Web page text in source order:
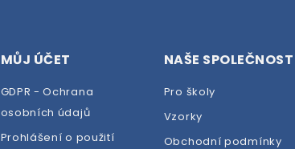
MŮJ ÚČET
GDPR - Ochrana
osobních údajů
Prohlášení o použití
NAŠE SPOLEČNOST
Pro školy
Vzorky
Obchodní podmínky